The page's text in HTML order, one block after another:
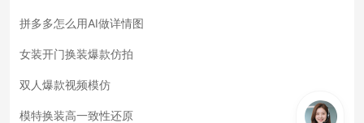
拼多多怎么用AI做详情图
女装开门换装爆款仿拍
双人爆款视频模仿
模特换装高一致性还原